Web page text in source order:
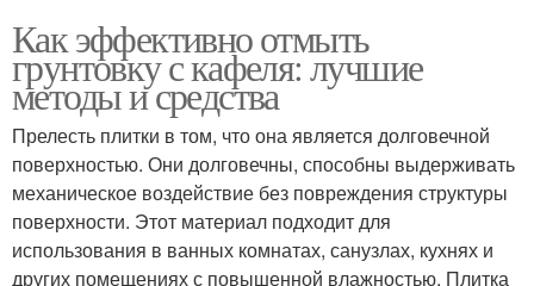
Как эффективно отмыть
грунтовку с кафеля: лучшие
методы и средства
Прелесть плитки в том, что она является долговечной
поверхностью. Они долговечны, способны выдерживать
механическое воздействие без повреждения структуры
поверхности. Этот материал подходит для
использования в ванных комнатах, санузлах, кухнях и
других помещениях с повышенной влажностью. Плитка